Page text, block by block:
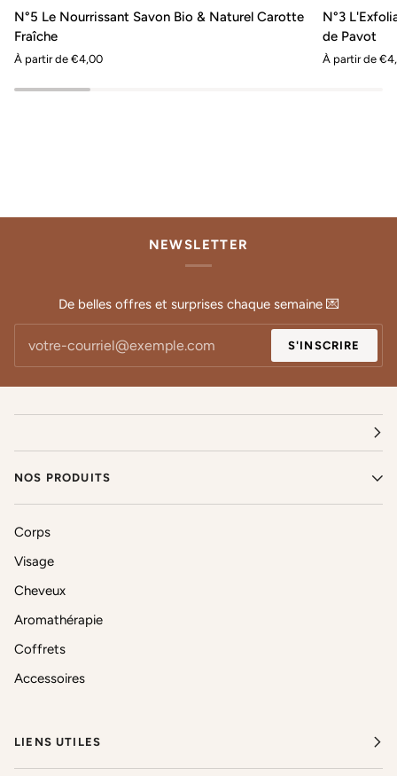
AJOUT RAPIDE
N°5
Le
Savon
Bio
N°5 Le Nourrissant Savon Bio & Naturel Carotte
Fraîche
À partir de €4,00
AJOUT
N°3
L'Exfoliant
Bio
N°3
de Pavot
À partir de
NEWSLETTER
De belles offres et surprises chaque semaine 💌
S'INSCRIRE
NOS PRODUITS
Corps
Visage
Cheveux
Aromathérapie
Coffrets
Accessoires
LIENS UTILES